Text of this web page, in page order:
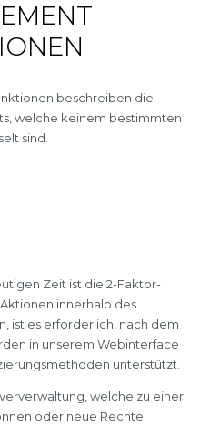
beschreiben die
welche keinem bestimmten
sind.
Zeit ist die 2-Faktor-
innerhalb des
ist es erforderlich, nach dem
in unserem Webinterface
unterstützt.
welche zu einer
oder neue Rechte